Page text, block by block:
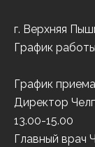
г. Верхняя
График
График
Директор
13.00-15.00
Главный врач